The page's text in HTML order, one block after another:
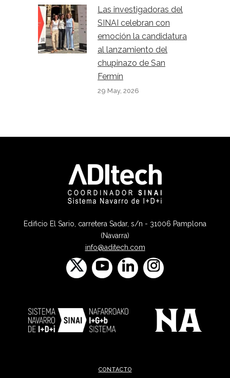
Las investigadoras del
SINAI celebran con
emoción la candidatura
al lanzamiento del
chupinazo de San
Fermín
29 May, 2026
Edificio El Sario, carretera Sadar, s/n - 31006 Pamplona
(Navarra)
info@aditech.com
CONTACTO